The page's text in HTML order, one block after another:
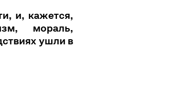
и, кажется,
мораль,
ушли в